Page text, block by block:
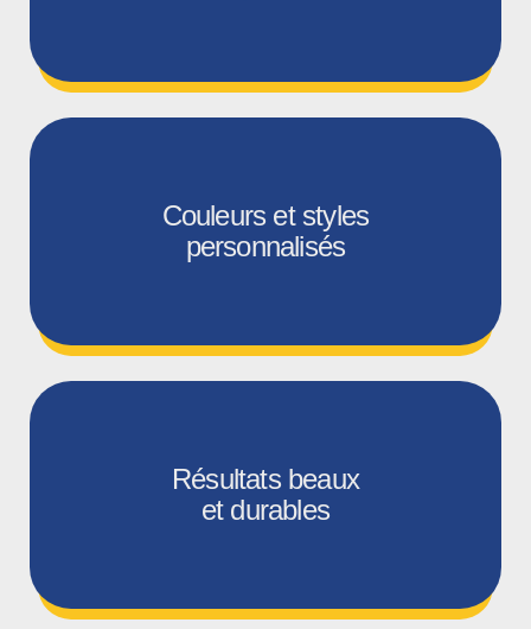
Couleurs et styles
personnalisés
Résultats beaux
et durables